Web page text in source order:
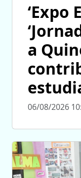
‘Expo
a
06/08/2026